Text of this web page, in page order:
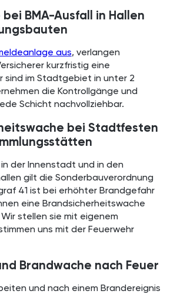
BMA-Ausfall in Hallen
aus, verlangen
kurzfristig eine
sind im Stadtgebiet in unter 2
die Kontrollgänge und
Schicht nachvollziehbar.
bei Stadtfesten
der Innenstadt und in den
gilt die Sonderbauverordnung
41 ist bei erhöhter Brandgefahr
eine Brandsicherheitswache
stellen sie mit eigenem
uns mit der Feuerwehr
Brandwache nach Feuer
und nach einem Brandereignis